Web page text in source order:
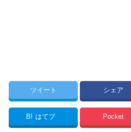
ツイート シェア
B! はてブ Pocket